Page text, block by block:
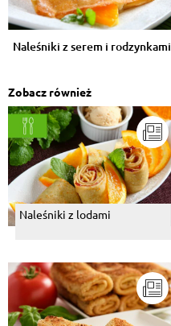
Naleśniki z serem i rodzynkami
Zobacz również
Naleśniki z lodami